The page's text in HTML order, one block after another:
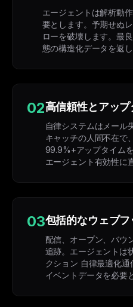
エージェントは解析動
要とします。予期せぬ
ローを破壊します。最
態の構造化データを返し
02高信頼性とアップ
自律システムはメール
キャッチの人間不在で
99.9%+アップタイム
エージェント有効性に
03包括的なウェブフ
配信、オープン、バウ
追跡。エージェントは
クション 自律最適化
イベントデータを必要